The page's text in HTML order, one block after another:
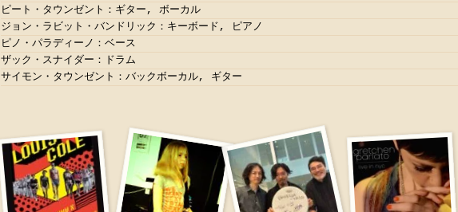
ピート・タウンゼント：ギター, ボーカル
ジョン・ラビット・バンドリック：キーボード, ピアノ
ピノ・パラディーノ：ベース
ザック・スナイダー：ドラム
サイモン・タウンゼント：バックボーカル, ギター